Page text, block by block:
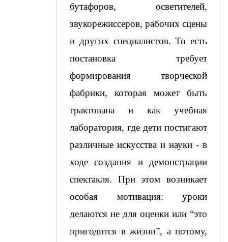
бутафоров, осветителей,
звукорежиссеров, рабочих сцены
и других специалистов. То есть
постановка требует
формирования творческой
фабрики, которая может быть
трактована и как учебная
лаборатория, где дети постигают
различные искусства и науки - в
ходе создания и демонстрации
спектакля. При этом возникает
особая мотивация: уроки
делаются не для оценки или “это
пригодится в жизни”, а потому,